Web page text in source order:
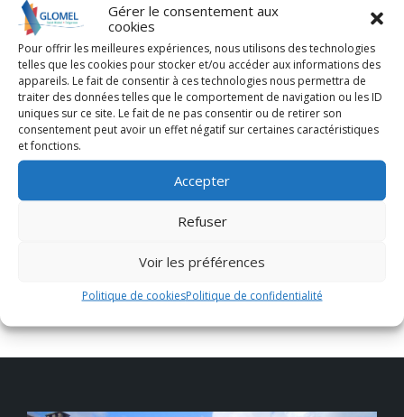
Gérer le consentement aux
cookies
Pour offrir les meilleures expériences, nous utilisons des technologies
telles que les cookies pour stocker et/ou accéder aux informations des
appareils. Le fait de consentir à ces technologies nous permettra de
traiter des données telles que le comportement de navigation ou les ID
uniques sur ce site. Le fait de ne pas consentir ou de retirer son
consentement peut avoir un effet négatif sur certaines caractéristiques
et fonctions.
Accepter
Refuser
Voir les préférences
Politique de cookiesPolitique de confidentialité
Textes de référence
Pour en savoir plus
On refuse d'assurer votre véhicule
Direction de l'information légale et administrative